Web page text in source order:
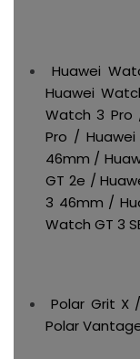
Huawei
Huawei
Watch 3 Pro
Pro /
46mm /
GT 2e /
3 46mm /
Watch GT 3
Polar Grit X
Polar